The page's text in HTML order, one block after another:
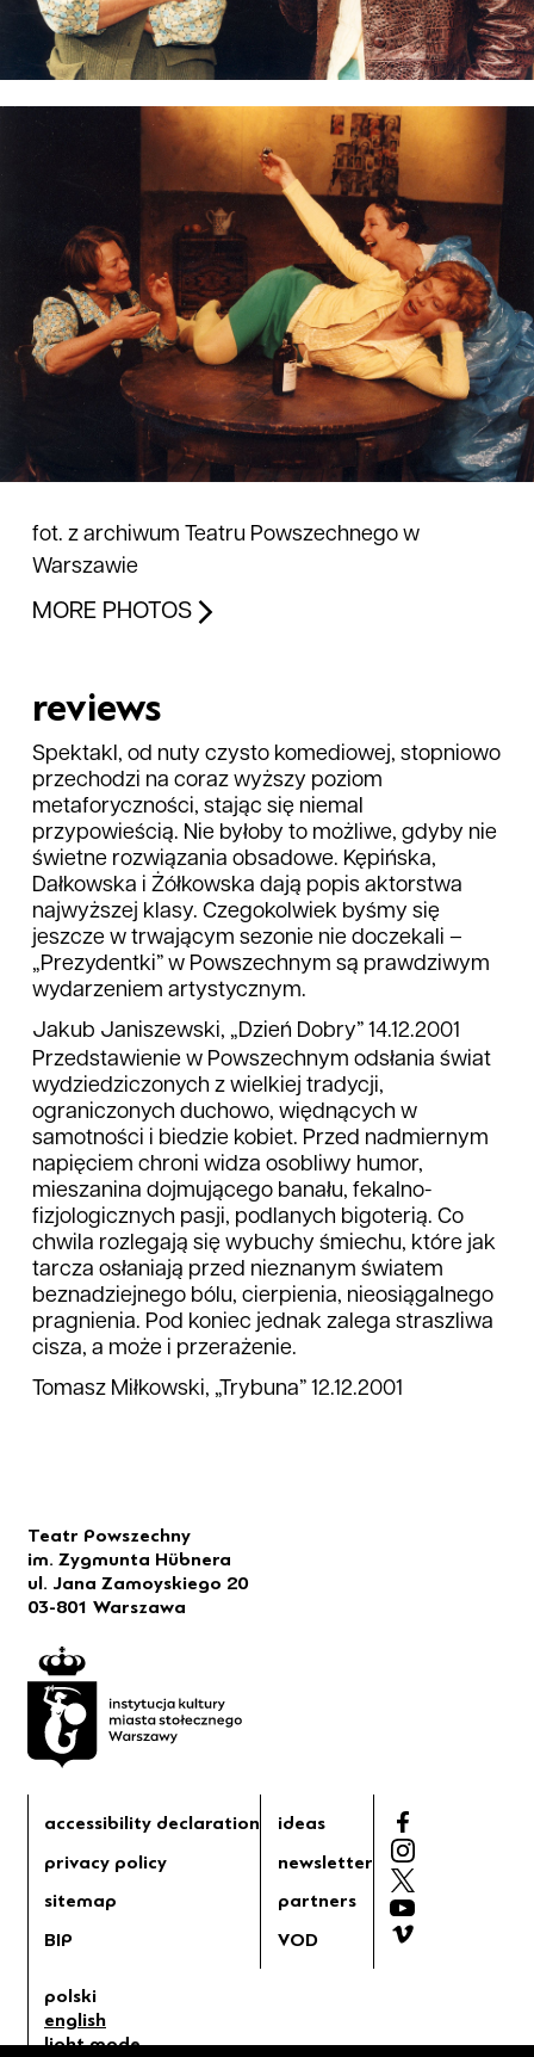
fot. z archiwum Teatru Powszechnego w
Warszawie
MORE PHOTOS
reviews
Spektakl, od nuty czysto komediowej, stopniowo
przechodzi na coraz wyższy poziom
metaforyczności, stając się niemal
przypowieścią. Nie byłoby to możliwe, gdyby nie
świetne rozwiązania obsadowe. Kępińska,
Dałkowska i Żółkowska dają popis aktorstwa
najwyższej klasy. Czegokolwiek byśmy się
jeszcze w trwającym sezonie nie doczekali –
„Prezydentki” w Powszechnym są prawdziwym
wydarzeniem artystycznym.
Jakub Janiszewski, „Dzień Dobry” 14.12.2001
Przedstawienie w Powszechnym odsłania świat
wydziedziczonych z wielkiej tradycji,
ograniczonych duchowo, więdnących w
samotności i biedzie kobiet. Przed nadmiernym
napięciem chroni widza osobliwy humor,
mieszanina dojmującego banału, fekalno-
fizjologicznych pasji, podlanych bigoterią. Co
chwila rozlegają się wybuchy śmiechu, które jak
tarcza osłaniają przed nieznanym światem
beznadziejnego bólu, cierpienia, nieosiągalnego
pragnienia. Pod koniec jednak zalega straszliwa
cisza, a może i przerażenie.
Tomasz Miłkowski, „Trybuna” 12.12.2001
Teatr Powszechny
im. Zygmunta Hübnera
ul. Jana Zamoyskiego 20
03-801 Warszawa
accessibility declaration
privacy policy
sitemap
BIP
ideas
newsletter
partners
VOD
polski
english
light mode